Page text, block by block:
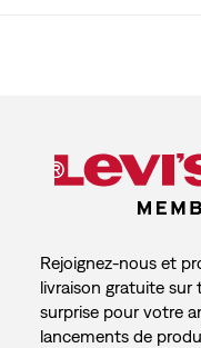
Rejoignez-nous et
livraison gratuite sur
surprise pour votre
lancements de